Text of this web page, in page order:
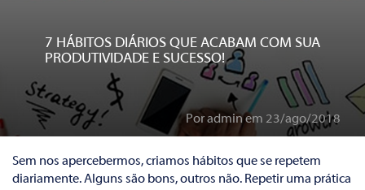
7 HÁBITOS DIÁRIOS QUE ACABAM COM SUA
PRODUTIVIDADE E SUCESSO!
Por admin em 23/ago/2018
Sem nos apercebermos, criamos hábitos que se repetem
diariamente. Alguns são bons, outros não. Repetir uma prática